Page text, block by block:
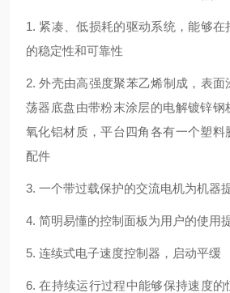
1. 紧凑、低损耗的驱动系统，能够
的稳定性和可靠性
2.外壳由高强度聚苯乙烯制成，表面
荡器底盘由带粉末涂层的电解镀锌钢
氧化铝材质，平台四角各有一个塑料
配件
3. 一个带过载保护的交流电机为机器
4. 简明易懂的控制面板为用户的使用
5. 连续式电子速度控制器，启动平缓
6.在持续运行过程中能够保持速度的